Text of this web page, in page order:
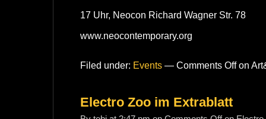
17 Uhr, Neocon Richard Wagner Str. 78
www.neocontemporary.org
Filed under: Events — Comments Offon
Electro Zoo im Extrablatt